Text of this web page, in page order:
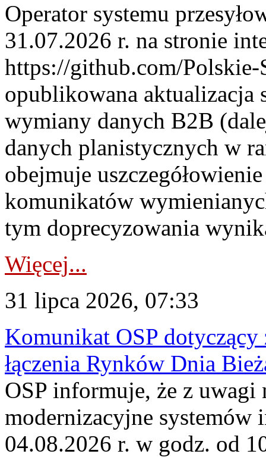
Operator systemu
31.07.2026 r. na stronie
https://github.com/Polskie-
opublikowana aktualizacja
wymiany danych B2B
danych planistycznych w
obejmuje
komunikatów
tym doprecyzowania
Więcej...
31 lipca 2026, 07:33
Komunikat OSP dotyczący
łączenia Rynków Dnia
OSP informuje, że z uwagi
modernizacyjne
04.08.2026 r. w godz. od